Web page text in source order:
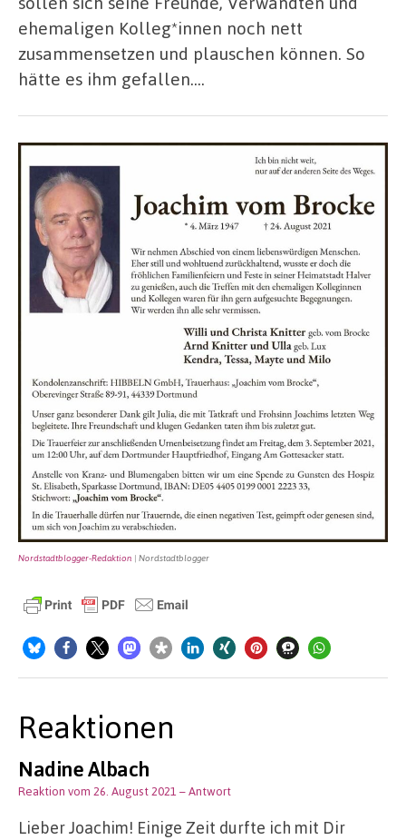
ehemaligen Kolleg*innen noch nett
zusammensetzen und plauschen können. So
hätte es ihm gefallen….
Nordstadtblogger-Redaktion | Nordstadtblogger
Reaktionen
Nadine Albach
Reaktion vom 26. August 2021 – Antwort
Lieber Joachim! Einige Zeit durfte ich mit Dir